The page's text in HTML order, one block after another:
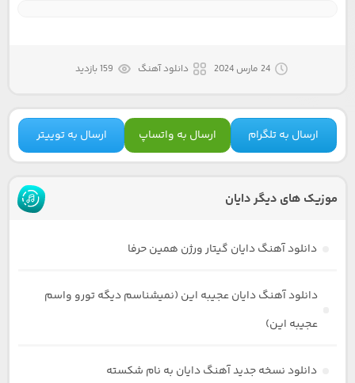
24 مارس 2024 دانلود آهنگ 159 بازدید
ارسال به تلگرام ارسال به واتساپ ارسال به توییتر
موزیک های دیگر دایان
دانلود آهنگ دایان گیتار ورژن همین حرفا
دانلود آهنگ دایان عجیبه این (نمیشناسم دیگه تورو واسم
عجیبه این)
دانلود نسخه جدید آهنگ دایان به نام شکسته